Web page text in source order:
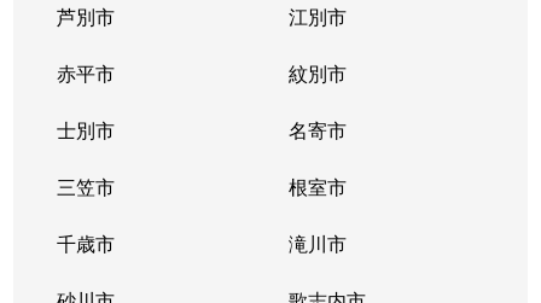
芦別市 江別市
赤平市 紋別市
士別市 名寄市
三笠市 根室市
千歳市 滝川市